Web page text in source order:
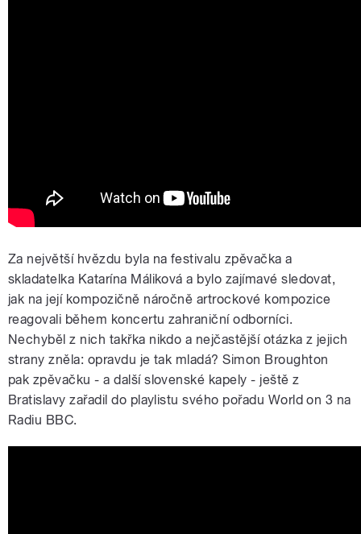
Za největší hvězdu byla na festivalu zpěvačka a
skladatelka Katarína Máliková a bylo zajímavé sledovat,
jak na její kompozičně náročně artrockové kompozice
reagovali během koncertu zahraniční odborníci.
Nechyběl z nich takřka nikdo a nejčastější otázka z jejich
strany zněla: opravdu je tak mladá? Simon Broughton
pak zpěvačku - a další slovenské kapely - ještě z
Bratislavy zařadil do playlistu svého pořadu World on 3 na
Radiu BBC.